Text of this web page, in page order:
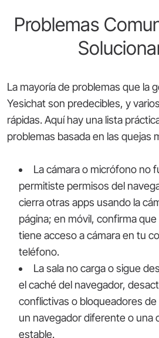
Problemas
La mayoría de problemas que la
Yesichat son predecibles, y
rápidas. Aquí hay una lista
problemas basada en las quejas
La cámara o micrófono no
permitiste permisos del
cierra otras apps usando la
página; en móvil, confirma
tiene acceso a cámara en tu
teléfono.
La sala no carga o sigue
el caché del navegador,
conflictivas o bloqueadores
un navegador diferente o una
estable.